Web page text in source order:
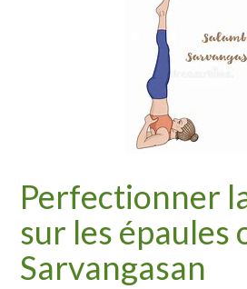
Perfectionner
sur les épaules
Sarvangasan